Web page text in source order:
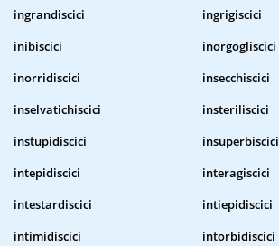
ingrandiscici
ingrigiscici
inibiscici
inorgogliscici
inorridiscici
insecchiscici
inselvatichiscici
insteriliscici
instupidiscici
insuperbiscici
intepidiscici
interagiscici
intestardiscici
intiepidiscici
intimidiscici
intorbidiscici